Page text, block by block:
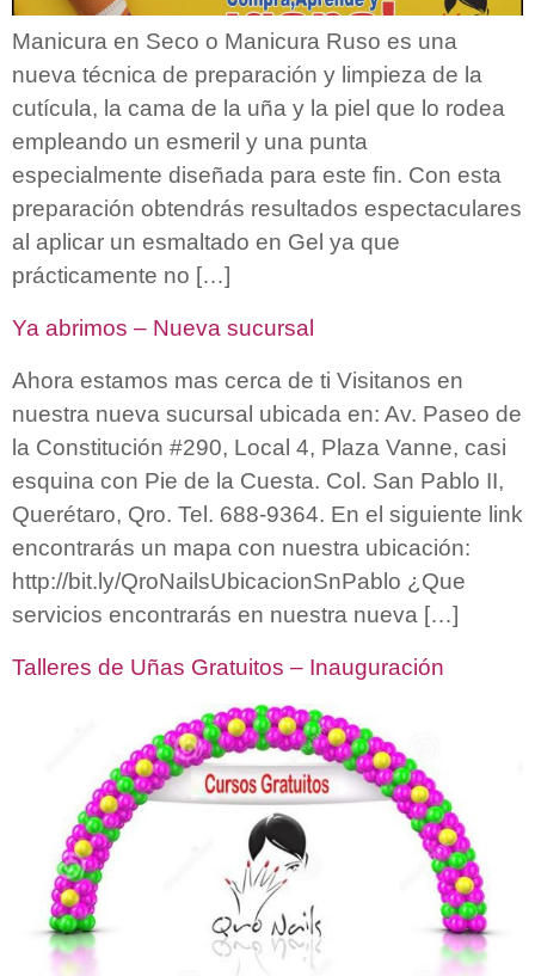
Manicura en Seco o Manicura Ruso es una
nueva técnica de preparación y limpieza de la
cutícula, la cama de la uña y la piel que lo rodea
empleando un esmeril y una punta
especialmente diseñada para este fin. Con esta
preparación obtendrás resultados espectaculares
al aplicar un esmaltado en Gel ya que
prácticamente no […]
Ya abrimos – Nueva sucursal
Ahora estamos mas cerca de ti Visitanos en
nuestra nueva sucursal ubicada en: Av. Paseo de
la Constitución #290, Local 4, Plaza Vanne, casi
esquina con Pie de la Cuesta. Col. San Pablo II,
Querétaro, Qro. Tel. 688-9364. En el siguiente link
encontrarás un mapa con nuestra ubicación:
http://bit.ly/QroNailsUbicacionSnPablo ¿Que
servicios encontrarás en nuestra nueva […]
Talleres de Uñas Gratuitos – Inauguración